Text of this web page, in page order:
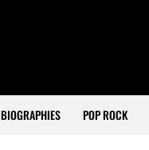
BIOGRAPHIES POP ROCK